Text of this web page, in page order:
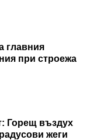
главния
при строежа
Горещ въздух
жеги